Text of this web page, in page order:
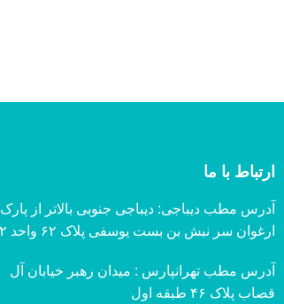
ارتباط با ما
آدرس مطب دیباجی: دیباجی جنوبی بالاتر از پارک
ارغوان سر نبش بن بست یوسفی پلاک ۶۲ واحد ۲
آدرس مطب تهرانپارس : میدان رهبر خیابان آل
قصاب پلاک ۴۶ طبقه اول